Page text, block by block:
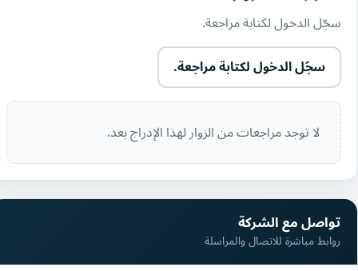
سجّل الدخول لكتابة مراجعة.
سجّل الدخول لكتابة مراجعة.
لا توجد مراجعات من الزوار لهذا الإدراج بعد.
تواصل مع الشركة
روابط مباشرة للاتصال والمراسلة